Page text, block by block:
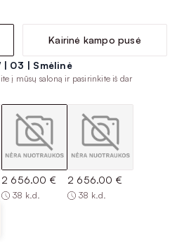
Kairinė kampo pusė
| 03 | Smėlinė
į mūsų saloną ir pasirinkite iš dar
2 656.00 €
38 k.d.
2 656.00 €
38 k.d.